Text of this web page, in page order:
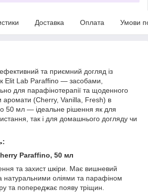
Доставка Оплата Умови
та приємний догляд із
Elit Lab Paraffino — засобами,
для парафінотерапії та щоденного
аромати (Cherry, Vanilla, Fresh) в
50 мл — ідеальне рішення як для
так і для домашнього догляду чи
Paraffino, 50 мл
та захист шкіри. Має вишневий
натуральними оліями та парафіном
та попереджає появу тріщин.